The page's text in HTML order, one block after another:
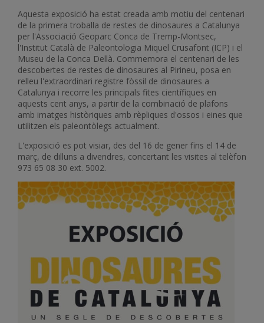
Aquesta exposició ha estat creada amb motiu del centenari
de la primera troballa de restes de dinosaures a Catalunya
per l'Associació Geoparc Conca de Tremp-Montsec,
l'Institut Català de Paleontologia Miquel Crusafont (ICP) i el
Museu de la Conca Dellà. Commemora el centenari de les
descobertes de restes de dinosaures al Pirineu, posa en
relleu l'extraordinari registre fòssil de dinosaures a
Catalunya i recorre les principals fites científiques en
aquests cent anys, a partir de la combinació de plafons
amb imatges històriques amb rèpliques d'ossos i eines que
utilitzen els paleontòlegs actualment.
L'exposició es pot visiar, des del 16 de gener fins el 14 de
març, de dilluns a divendres, concertant les visites al telèfon
973 65 08 30 ext. 5002.
Imatge